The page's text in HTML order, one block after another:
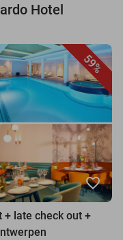
Hotel
59%
favorite_border
+ late check out +